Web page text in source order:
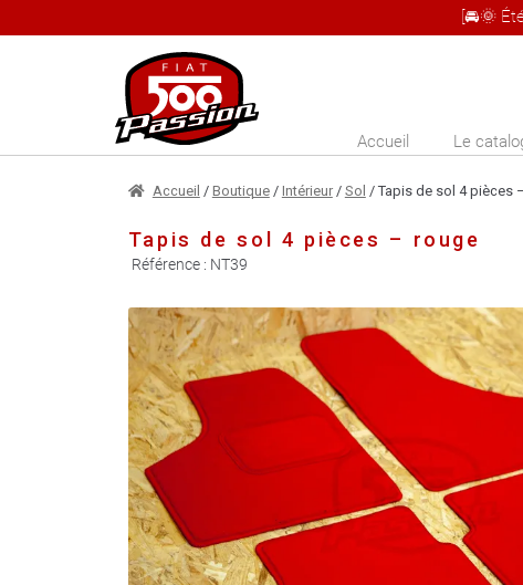
[🚘🌞
Aller
à
la
navigation
Aller
au
contenu
Accueil Le
Accueil / Boutique/ Intérieur/ Sol / Tapis de sol 4 pièces
Tapis de sol 4 pièces – rouge
Référence : NT39